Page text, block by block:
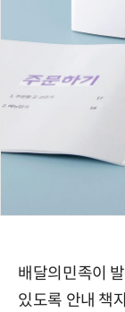
배달의민족이
있도록 안내 책